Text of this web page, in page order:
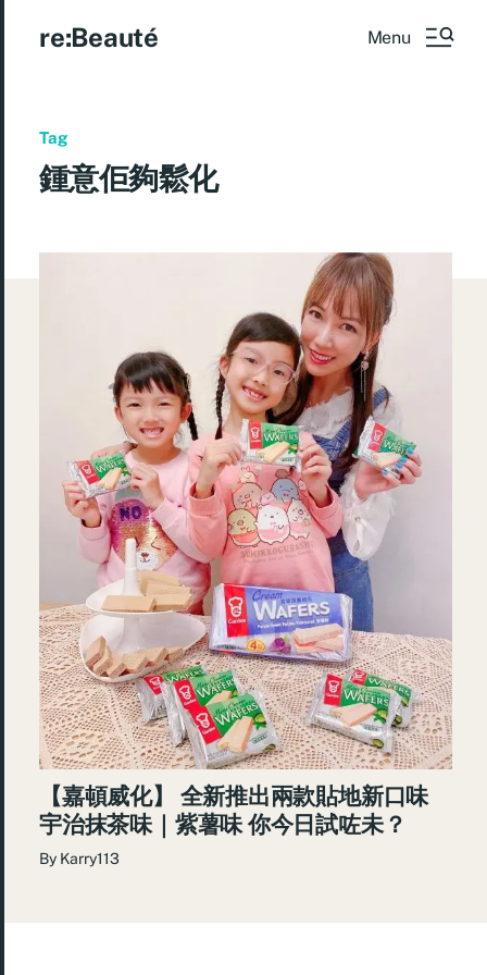
re:Beauté Menu
Tag
鍾意佢夠鬆化
【嘉頓威化】 全新推出兩款貼地新口味
宇治抹茶味｜紫薯味 你今日試咗未？
By Karry113